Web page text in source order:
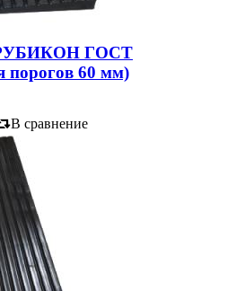
РУБИКОН ГОСТ
порогов 60 мм)
В сравнение